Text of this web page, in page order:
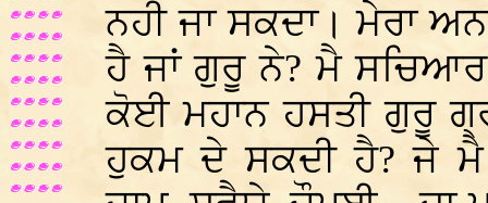
ਨਹੀ ਜਾ ਸਕਦਾ। ਮੇਰਾ
ਹੈ ਜਾਂ ਗੁਰੂ ਨੇ? ਮੈ
ਕੋਈ ਮਹਾਨ ਹਸਤੀ ਗੁਰੂ
ਹੁਕਮ ਦੇ ਸਕਦੀ ਹੈ? ਜੇ